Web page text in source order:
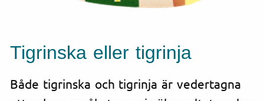
Tigrinska eller tigrinja
Både tigrinska och tigrinja är vedertagna